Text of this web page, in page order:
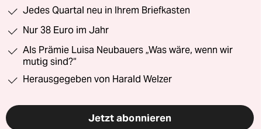
Jedes Quartal neu in Ihrem Briefkasten
Nur 38 Euro im Jahr
Als Prämie Luisa Neubauers „Was wäre, wenn wir
mutig sind?“
Herausgegeben von Harald Welzer
Jetzt abonnieren